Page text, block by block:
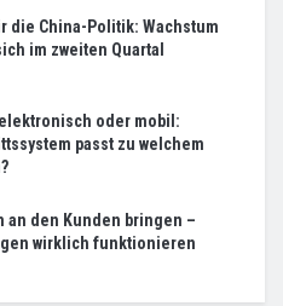
die China-Politik: Wachstum
im zweiten Quartal
oder mobil:
passt zu welchem
an den Kunden bringen –
wirklich funktionieren